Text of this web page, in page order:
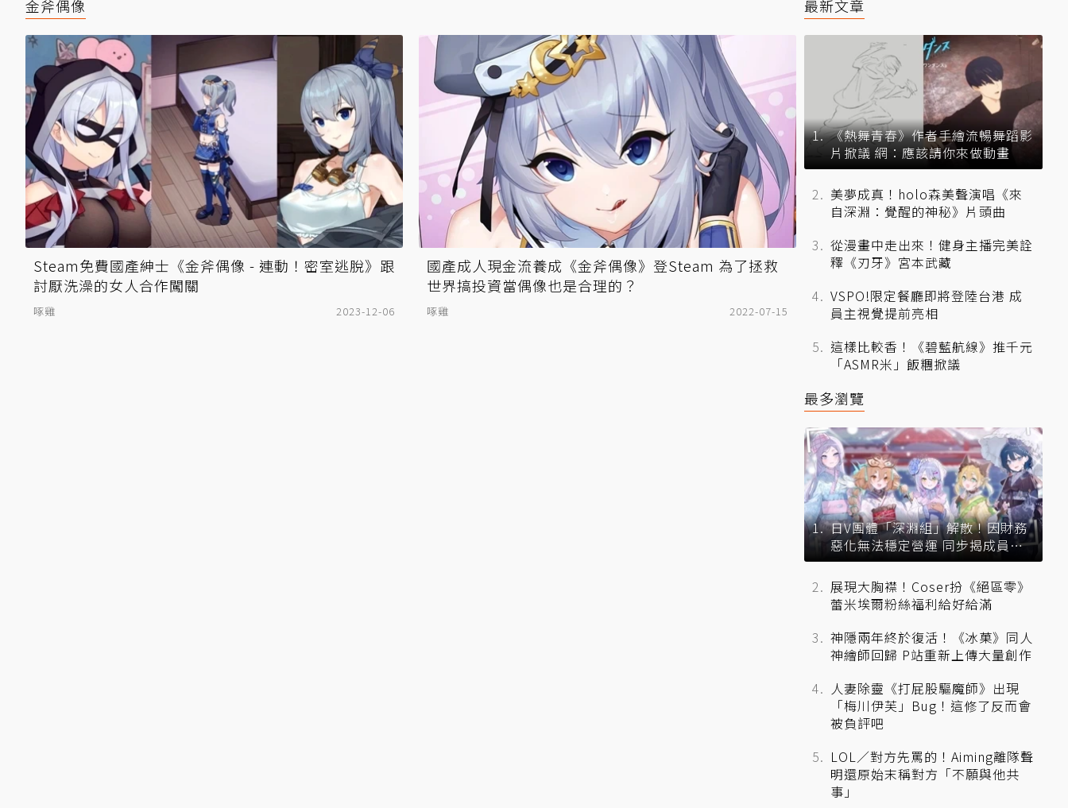
金斧偶像
Steam免費國產紳士《金斧偶像 - 連動！密室逃脫》跟
討厭洗澡的女人合作闖關
啄雞 2023-12-06
國產成人現金流養成《金斧偶像》登Steam 為了拯救
世界搞投資當偶像也是合理的？
啄雞 2022-07-15
最新文章
《熱舞青春》作者手繪流暢舞蹈影
片掀議 網：應該請你來做動畫
美夢成真！holo森美聲演唱《來
自深淵：覺醒的神秘》片頭曲
從漫畫中走出來！健身主播完美詮
釋《刃牙》宮本武藏
VSPO!限定餐廳即將登陸台港 成
員主視覺提前亮相
這樣比較香！《碧藍航線》推千元
「ASMR米」飯糰掀議
最多瀏覽
日V團體「深淵組」解散！因財務
惡化無法穩定營運 同步揭成員未
來去向
展現大胸襟！Coser扮《絕區零》
蕾米埃爾粉絲福利給好給滿
神隱兩年終於復活！《冰菓》同人
神繪師回歸 P站重新上傳大量創作
人妻除靈《打屁股驅魔師》出現
「梅川伊芙」Bug！這修了反而會
被負評吧
LOL／對方先罵的！Aiming離隊聲
明還原始末稱對方「不願與他共
事」